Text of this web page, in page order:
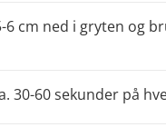
6 cm ned i gryten og
30-60 sekunder på